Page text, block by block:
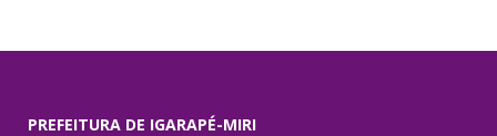
PREFEITURA DE IGARAPÉ-MIRI